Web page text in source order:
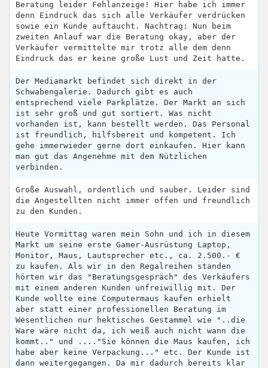
Beratung leider Fehlanzeige! Hier habe ich immer
denn Eindruck das sich alle Verkäufer verdrücken
sowie ein Kunde auftaucht. Nachtrag: Nun beim
zweiten Anlauf war die Beratung okay, aber der
Verkäufer vermittelte mir trotz alle dem denn
Eindruck das er keine große Lust und Zeit hatte.
Der Mediamarkt befindet sich direkt in der
Schwabengalerie. Dadurch gibt es auch
entsprechend viele Parkplätze. Der Markt an sich
ist sehr groß und gut sortiert. Was nicht
vorhanden ist, kann bestellt werden. Das Personal
ist freundlich, hilfsbereit und kompetent. Ich
gehe immerwieder gerne dort einkaufen. Hier kann
man gut das Angenehme mit dem Nützlichen
verbinden.
Große Auswahl, ordentlich und sauber. Leider sind
die Angestellten nicht immer offen und freundlich
zu den Kunden.
Heute Vormittag waren mein Sohn und ich in diesem
Markt um seine erste Gamer-Ausrüstung Laptop,
Monitor, Maus, Lautsprecher etc., ca. 2.500.- €
zu kaufen. Als wir in den Regalreihen standen
hörten wir das "Beratungsgespräch" des Verkäufers
mit einem anderen Kunden unfreiwillig mit. Der
Kunde wollte eine Computermaus kaufen erhielt
aber statt einer professionellen Beratung im
Wesentlichen nur hektisches Gestammel wie "..die
Ware wäre nicht da, ich weiß auch nicht wann die
kommt.." und ...."Sie können die Maus kaufen, ich
habe aber keine Verpackung..." etc. Der Kunde ist
dann weitergegangen. Da mir dadurch bereits klar